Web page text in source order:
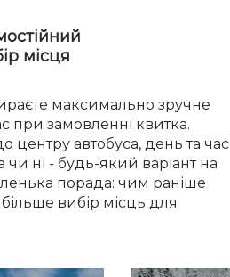
місця
максимально зручне
при замовленні квитка.
центру автобуса, день та час
чи ні - будь-який варіант на
порада: чим раніше
вибір місць для